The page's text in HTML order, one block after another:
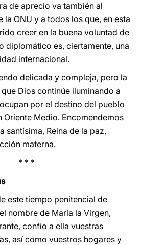
de aprecio va también al
la ONU y a todos los que, en esta
creer en la buena voluntad de
diplomático es, ciertamente, una
internacional.
delicada y compleja, pero la
Dios continúe iluminando a
por el destino del pueblo
Oriente Medio. Encomendemos
santísima, Reina de la paz,
materna.
* * *
este tiempo penitencial de
nombre de María la Virgen,
confío a ella vuestras
así como vuestros hogares y